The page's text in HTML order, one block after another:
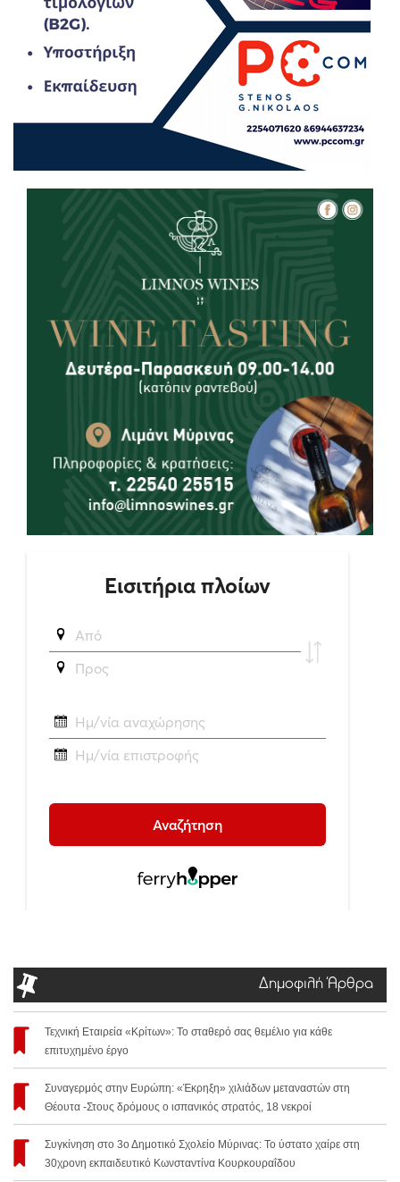
Δημοφιλή Άρθρα
Τεχνική Εταιρεία «Κρίτων»: Το σταθερό σας θεμέλιο για κάθε
επιτυχημένο έργο
Συναγερμός στην Ευρώπη: «Έκρηξη» χιλιάδων μεταναστών στη
Θέουτα -Στους δρόμους ο ισπανικός στρατός, 18 νεκροί
Συγκίνηση στο 3ο Δημοτικό Σχολείο Μύρινας: Το ύστατο χαίρε στη
30χρονη εκπαιδευτικό Κωνσταντίνα Κουρκουραΐδου